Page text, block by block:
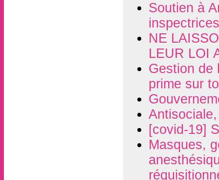
Soutien à
NE
LEUR LOI
Gestion de
prime sur
[covid-19]
Masques,